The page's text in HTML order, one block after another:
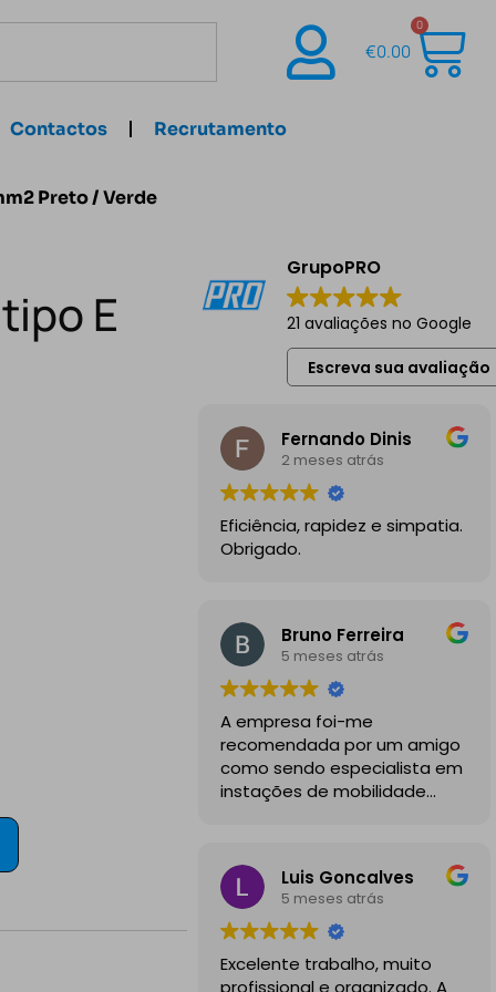
€0.00
0
Contactos Recrutamento
Preto / Verde
E
GrupoPRO
21 avaliações no Google
Escreva sua avaliação
Fernando Dinis
2 meses atrás
Eficiência, rapidez e simpatia.
Obrigado.
Bruno Ferreira
5 meses atrás
A empresa foi-me
recomendada por um amigo
como sendo especialista em
instações de mobilidade
profissionais, comunicativos e
disponiveis para todas as
minhas dúvidas.
A instalação de tomada
reforçada em garagem
Luis Goncalves
5 meses atrás
Excelente trabalho, muito
profissional e organizado. A